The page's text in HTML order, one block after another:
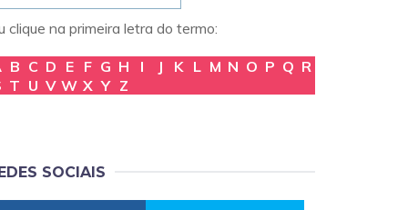
clique na primeira letra do termo:
B C D E F G H I J K L M N O P Q R
T U V W X Y Z
SOCIAIS